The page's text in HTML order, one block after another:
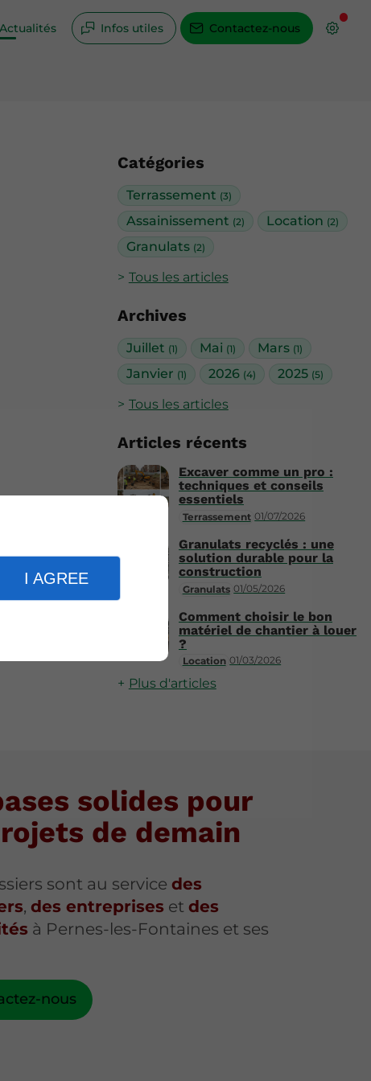
I AGREE
Actualités Infos utiles Contactez-nous
Catégories
Terrassement (3)
Assainissement (2) Location (2)
Granulats (2)
Tous les articles
Archives
Juillet (1) Mai (1) Mars (1)
Janvier (1) 2026 (4) 2025 (5)
Tous les articles
Articles récents
Terrassement 01/07/2026
Excaver comme un pro :
techniques et conseils
essentiels
Granulats 01/05/2026
Granulats recyclés : une
solution durable pour la
construction
Location 01/03/2026
Comment choisir le bon
matériel de chantier à louer
?
Plus d'articles
solides pour
de demain
sont au servicedes
,des entreprises etdes
à Pernes-les-Fontaines et ses
nous